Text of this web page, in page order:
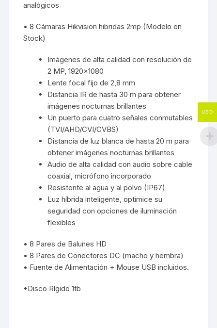
analógicos
• 8 Cámaras Hikvision hibridas 2mp (Modelo en
Stock)
Imágenes de alta calidad con resolución de
2 MP, 1920×1080
Lente focal fijo de 2,8 mm
Distancia IR de hasta 30 m para obtener
imágenes nocturnas brillantes
Un puerto para cuatro señales conmutables
(TVI/AHD/CVI/CVBS)
Distancia de luz blanca de hasta 20 m para
obtener imágenes nocturnas brillantes
Audio de alta calidad con audio sobre cable
coaxial, micrófono incorporado
Resistente al agua y al polvo (IP67)
Luz híbrida inteligente, optimice su
seguridad con opciones de iluminación
flexibles
• 8 Pares de Balunes HD
• 8 Pares de Conectores DC (macho y hembra)
• Fuente de Alimentación + Mouse USB incluidos.
•Disco Rígido 1tb
USD